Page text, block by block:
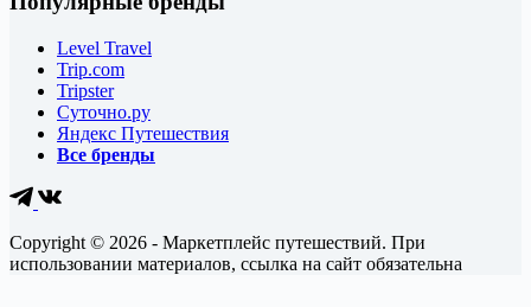
Level Travel
Trip.com
Tripster
Суточно.ру
Яндекс Путешествия
Все бренды
Copyright © 2026 - Маркетплейс путешествий. При
использовании материалов, ссылка на сайт обязательна